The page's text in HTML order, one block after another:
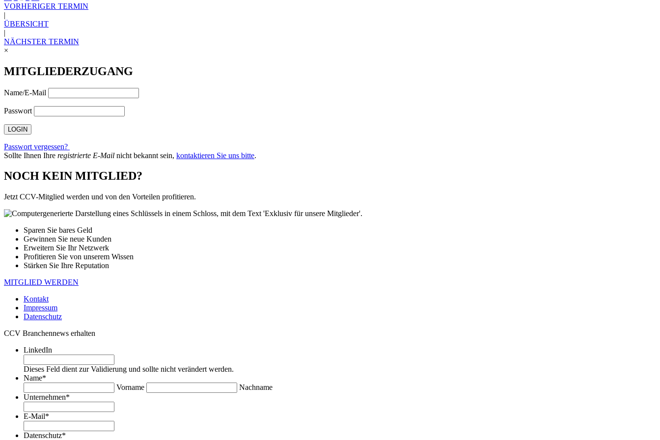
VORHERIGER TERMIN
|
ÜBERSICHT
|
NÄCHSTER TERMIN
×
MITGLIEDERZUGANG
Name/E-Mail
Passwort
Passwort vergessen?
Sollte Ihnen Ihre registrierte E-Mail nicht bekannt sein, kontaktieren Sie uns bitte.
NOCH KEIN MITGLIED?
Jetzt CCV-Mitglied werden und von den Vorteilen profitieren.
Sparen Sie bares Geld
Gewinnen Sie neue Kunden
Erweitern Sie Ihr Netzwerk
Profitieren Sie von unserem Wissen
Stärken Sie Ihre Reputation
MITGLIED WERDEN
Kontakt
Impressum
Datenschutz
CCV Branchennews erhalten
LinkedIn
Dieses Feld dient zur Validierung und sollte nicht verändert werden.
Name*
Vorname
Nachname
Unternehmen*
E-Mail*
Datenschutz*